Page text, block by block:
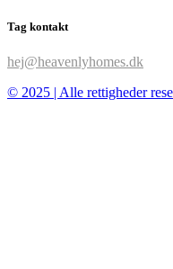
Tag kontakt
hej@heavenlyhomes.dk
© 2025 | Alle rettigheder